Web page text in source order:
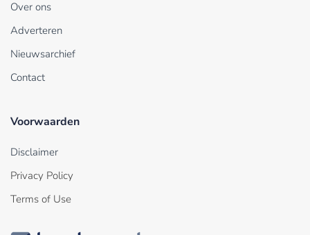
Over ons
Adverteren
Nieuwsarchief
Contact
Voorwaarden
Disclaimer
Privacy Policy
Terms of Use